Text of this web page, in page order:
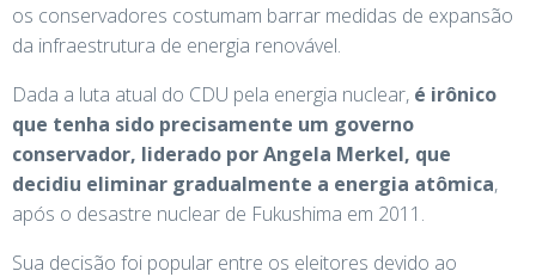
os conservadores costumam barrar medidas de expansão
da infraestrutura de energia renovável.
Dada a luta atual do CDU pela energia nuclear, é irônico
que tenha sido precisamente um governo
conservador, liderado por Angela Merkel, que
decidiu eliminar gradualmente a energia atômica,
após o desastre nuclear de Fukushima em 2011.
Sua decisão foi popular entre os eleitores devido ao